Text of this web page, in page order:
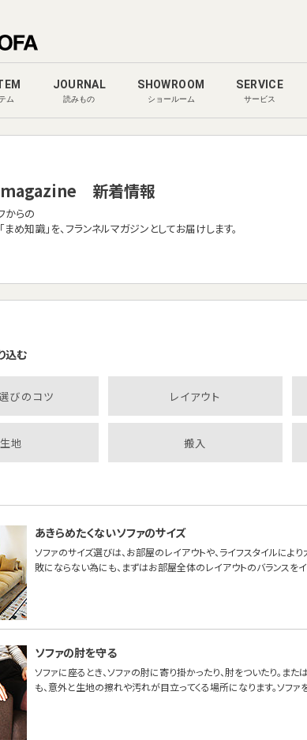
ム
JOURNAL
読みもの
SHOWROOM
ショールーム
SERVICE
サービス
magazine 新着情報
からの
め知識」を、フランネルマガジンとしてお届けします。
込む
びのコツ レイアウト
生地 搬入
あきらめたくないソファのサイズ
ソファのサイズ選びは、お部屋のレイアウトや、ライフスタイルにより
敗にならない為にも、まずはお部屋全体のレイアウトのバランス
ソファの肘を守る
ソファに座るとき、ソファの肘に寄り掛かったり、肘をついたり。ま
も、意外と生地の擦れや汚れが目立ってくる場所になります。ソフ